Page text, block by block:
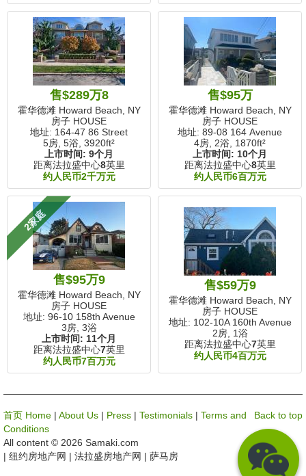
售$289万8
霍华德滩 Howard Beach, NY
房子 HOUSE
地址: 164-47 86 Street
5房, 5浴, 3920ft²
上市时间: 9个月
距离法拉盛中心8英里
约人民币2千万元
售$95万
霍华德滩 Howard Beach, NY
房子 HOUSE
地址: 89-08 164 Avenue
4房, 2浴, 1870ft²
上市时间: 10个月
距离法拉盛中心8英里
约人民币6百万元
2家庭
售$95万9
霍华德滩 Howard Beach, NY
房子 HOUSE
地址: 96-10 158th Avenue
3房, 3浴
上市时间: 11个月
距离法拉盛中心7英里
约人民币7百万元
售$59万9
霍华德滩 Howard Beach, NY
房子 HOUSE
地址: 102-10A 160th Avenue
2房, 1浴
距离法拉盛中心7英里
约人民币4百万元
Back to top
首页 Home | About Us | Press | Testimonials | Terms and
Conditions
All content © 2026 Samaki.com
| 纽约房地产网 | 法拉盛房地产网 | 萨马房